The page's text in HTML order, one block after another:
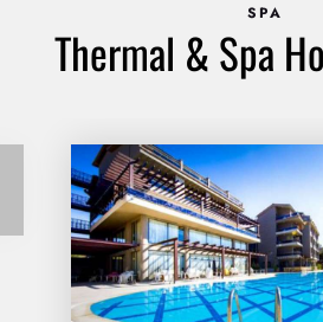
SPA
Thermal & Spa